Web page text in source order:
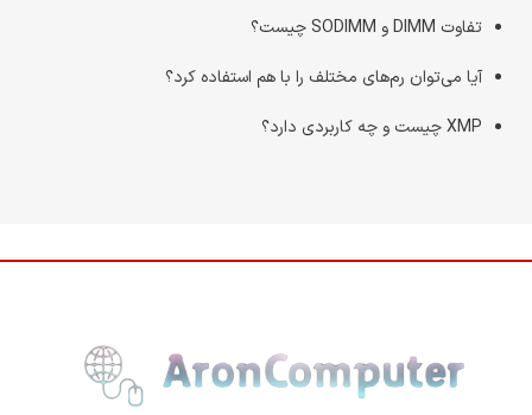
تفاوت DIMM و SODIMM چیست؟
آیا می‌توان رم‌های مختلف را با هم استفاده کرد؟
XMP چیست و چه کاربردی دارد؟